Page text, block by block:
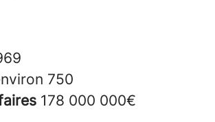
750
178 000 000€